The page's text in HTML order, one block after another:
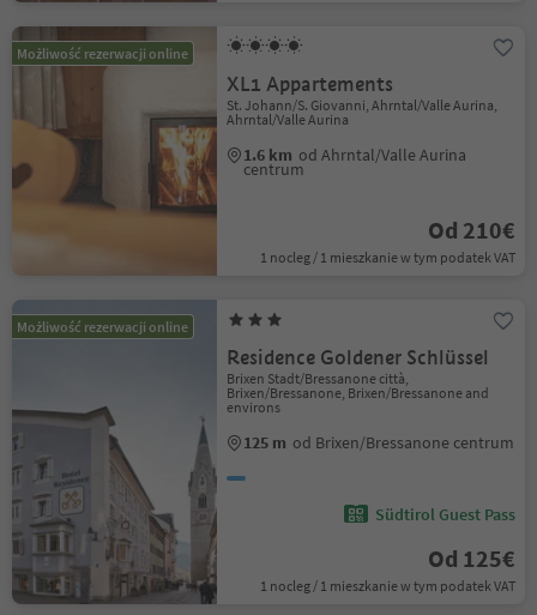
Możliwość rezerwacji online
XL1 Appartements
St. Johann/S. Giovanni, Ahrntal/Valle Aurina,
Ahrntal/Valle Aurina
1.6 km od Ahrntal/Valle Aurina
centrum
Od 210€
1 nocleg / 1 mieszkanie w tym podatek VAT
Możliwość rezerwacji online
Residence Goldener Schlüssel
Brixen Stadt/Bressanone città,
Brixen/Bressanone, Brixen/Bressanone and
environs
125 m od Brixen/Bressanone centrum
Südtirol Guest Pass
Od 125€
1 nocleg / 1 mieszkanie w tym podatek VAT